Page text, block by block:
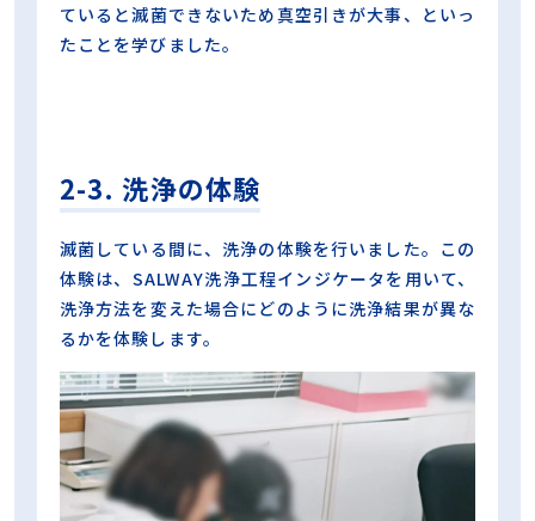
ていると滅菌できないため真空引きが大事、といっ
たことを学びました。
2-3. 洗浄の体験
滅菌している間に、洗浄の体験を行いました。この
体験は、SALWAY洗浄工程インジケータを用いて、
洗浄方法を変えた場合にどのように洗浄結果が異な
るかを体験します。